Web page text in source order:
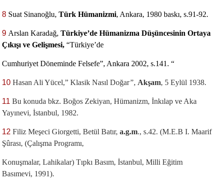
8 Suat Sinanoğlu,Türk Hümanizmi, Ankara, 1980 baskı, s.91-92.
9 Arslan Karadağ, Türkiye’de Hümanizma Düşüncesinin Ortaya
Çıkışı ve Gelişmesi,“Türkiye’de
Cumhuriyet Döneminde Felsefe”, Ankara 2002, s.141. “
10 Hasan Ali Yücel,” Klasik Nasıl Doğar”, Akşam, 5 Eylül 1938.
11 Bu konuda bkz. Boğos Zekiyan, Hümanizm, İnkılap ve Aka
Yayınevi, İstanbul, 1982.
12 Filiz Meşeci Giorgetti, Betül Batır,a.g.m., s.42. (M.E.B I. Maarif
Şûrası, (Çalışma Programı,
Konuşmalar, Lahikalar) Tıpkı Basım, İstanbul, Milli Eğitim
Basımevi, 1991).